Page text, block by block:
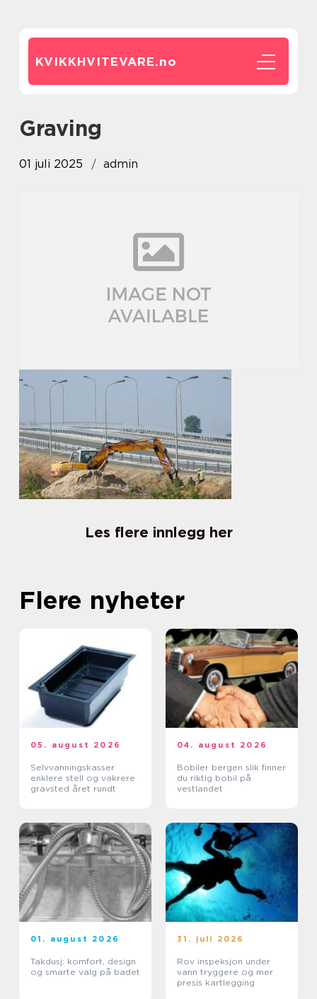
KVIKKHVITEVARE.no
Graving
01 juli 2025 admin
Les flere innlegg her
Flere nyheter
05. august 2026
Selvvanningskasser
enklere stell og vakrere
gravsted året rundt
04. august 2026
Bobiler bergen slik finner
du riktig bobil på
vestlandet
01. august 2026
Takdusj: komfort, design
og smarte valg på badet
31. juli 2026
Rov inspeksjon under
vann tryggere og mer
presis kartlegging